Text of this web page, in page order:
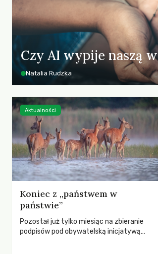
Czy AI wypije naszą
Natalia Rudzka
Koniec z „państwem w
państwie”
Pozostał już tylko miesiąc na zbieranie
podpisów pod obywatelską inicjatywą
Aktualności